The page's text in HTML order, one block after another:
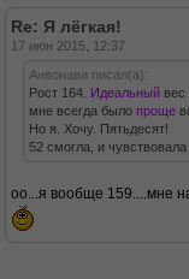
Re: Я лёгкая!
17 июн 2015, 12:37
Анвонави писал(а):
Рост 164. Идеальный вес
мне всегда было проще
Но я. Хочу. Пятьдесят!
52 смогла, и чувствовала
оо...я вообще 159....мне